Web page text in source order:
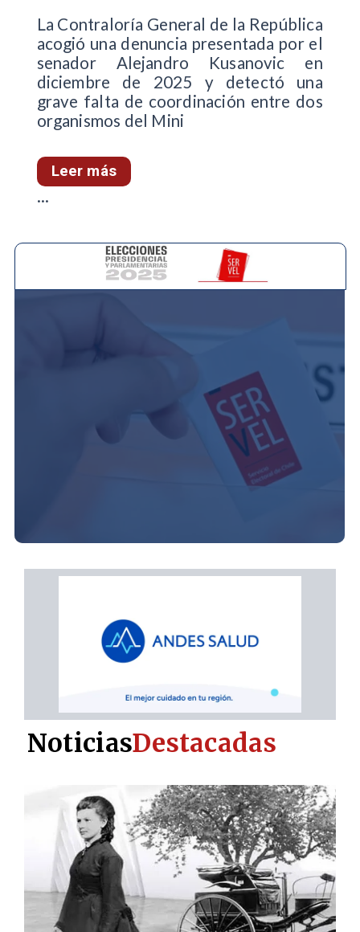
La Contraloría General de la República
acogió una denuncia presentada por el
senador Alejandro Kusanovic en
diciembre de 2025 y detectó una
grave falta de coordinación entre dos
organismos del Mini
Leer más
...
NoticiasDestacadas